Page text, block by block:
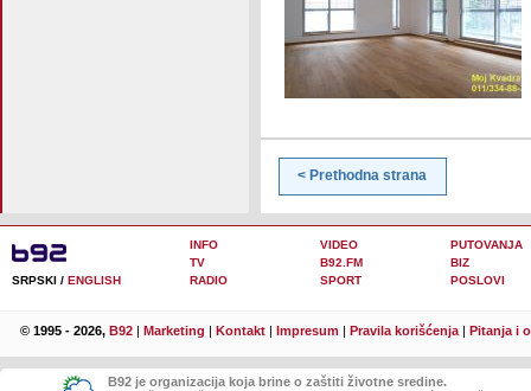
< Prethodna strana
SRPSKI / ENGLISH
INFO VIDEO
PUTOVANJA
TV
B92.FM
BIZ
RADIO
SPORT POSLOVI
© 1995 - 2026, B92 | Marketing | Kontakt | Impresum | Pravila korišćenja | Pitanja i
B92 je organizacija koja brine o zaštiti životne sredine.